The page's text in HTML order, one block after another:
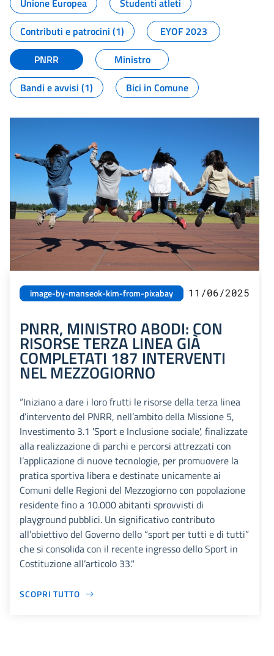
Unione Europea
Studenti atleti
Contributi e patrocini (1)
EYOF 2023
PNRR
Ministro
Bandi e avvisi (1)
Bici in Comune
image-by-manseok-kim-from-pixabay 11/06/2025
PNRR, MINISTRO ABODI: CON
RISORSE TERZA LINEA GIÀ
COMPLETATI 187 INTERVENTI
NEL MEZZOGIORNO
“Iniziano a dare i loro frutti le risorse della terza linea
d’intervento del PNRR, nell’ambito della Missione 5,
Investimento 3.1 'Sport e Inclusione sociale', finalizzate
alla realizzazione di parchi e percorsi attrezzati con
l’applicazione di nuove tecnologie, per promuovere la
pratica sportiva libera e destinate unicamente ai
Comuni delle Regioni del Mezzogiorno con popolazione
residente fino a 10.000 abitanti sprovvisti di
playground pubblici. Un significativo contributo
all’obiettivo del Governo dello “sport per tutti e di tutti”
che si consolida con il recente ingresso dello Sport in
Costituzione all’articolo 33."
SCOPRI TUTTO